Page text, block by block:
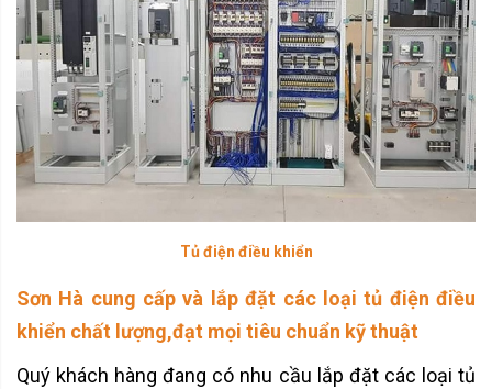
Tủ điện điều khiển
Sơn Hà cung cấp và lắp đặt các loại tủ điện điều
khiển chất lượng,đạt mọi tiêu chuẩn kỹ thuật
Quý khách hàng đang có nhu cầu lắp đặt các loại tủ